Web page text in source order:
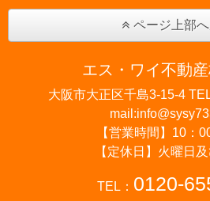
ページ上部
エス・ワイ不動
大阪市大正区千島3-15-4
【営業時間】10：
【定休日】火曜日
TEL： 0120-